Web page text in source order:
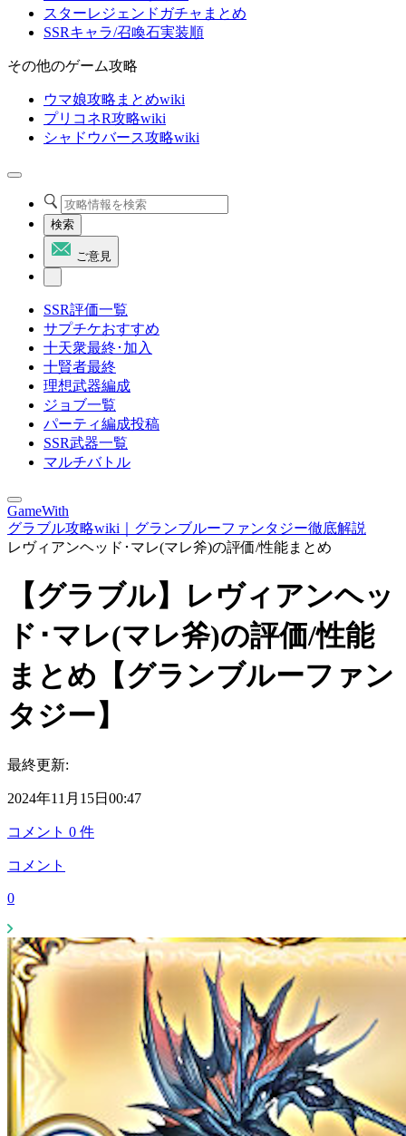
スターレジェンドガチャまとめ
SSRキャラ/召喚石実装順
その他のゲーム攻略
ウマ娘攻略まとめwiki
プリコネR攻略wiki
シャドウバース攻略wiki
検索
ご意見
SSR評価一覧
サプチケおすすめ
十天衆最終･加入
十賢者最終
理想武器編成
ジョブ一覧
パーティ編成投稿
SSR武器一覧
マルチバトル
GameWith
グラブル攻略wiki｜グランブルーファンタジー徹底解説
レヴィアンヘッド･マレ(マレ斧)の評価/性能まとめ
【グラブル】レヴィアンヘッ
ド･マレ(マレ斧)の評価/性能
まとめ【グランブルーファン
タジー】
最終更新:
2024年11月15日00:47
コメント 0 件
コメント
0